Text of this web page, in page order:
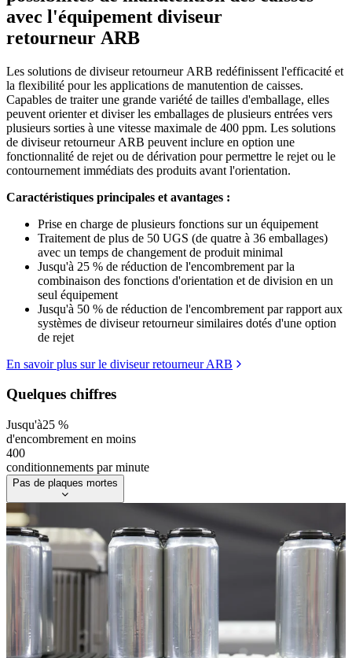
avec l'équipement diviseur
retourneur ARB
Les solutions de diviseur retourneur ARB redéfinissent l'efficacité et
la flexibilité pour les applications de manutention de caisses.
Capables de traiter une grande variété de tailles d'emballage, elles
peuvent orienter et diviser les emballages de plusieurs entrées vers
plusieurs sorties à une vitesse maximale de 400 ppm. Les solutions
de diviseur retourneur ARB peuvent inclure en option une
fonctionnalité de rejet ou de dérivation pour permettre le rejet ou le
contournement immédiats des produits avant l'orientation.
Caractéristiques principales et avantages :
Prise en charge de plusieurs fonctions sur un équipement
Traitement de plus de 50 UGS (de quatre à 36 emballages)
avec un temps de changement de produit minimal
Jusqu'à 25 % de réduction de l'encombrement par la
combinaison des fonctions d'orientation et de division en un
seul équipement
Jusqu'à 50 % de réduction de l'encombrement par rapport aux
systèmes de diviseur retourneur similaires dotés d'une option
de rejet
En savoir plus sur le diviseur retourneur ARB
Quelques chiffres
Jusqu'à25 %
d'encombrement en moins
400
conditionnements par minute
Pas de plaques mortes